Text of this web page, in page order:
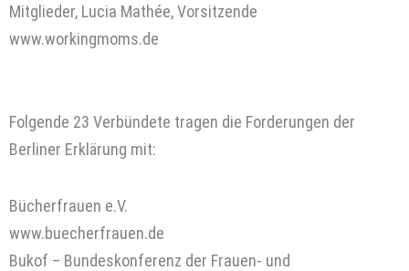
Mitglieder, Lucia Mathée, Vorsitzende
www.workingmoms.de
Folgende 23 Verbündete tragen die Forderungen der
Berliner Erklärung mit:
Bücherfrauen e.V.
www.buecherfrauen.de
Bukof – Bundeskonferenz der Frauen- und